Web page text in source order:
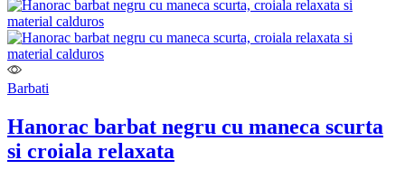
Barbati
Hanorac barbat negru cu maneca scurta
si croiala relaxata